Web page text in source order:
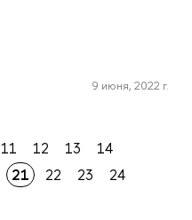
9 июня, 2022 г.
11 12 13
14
21 22 23
24